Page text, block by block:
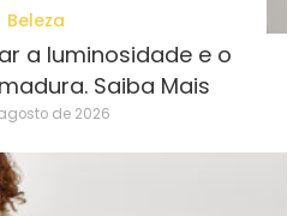
Beleza
a luminosidade e o
Saiba Mais
de 2026